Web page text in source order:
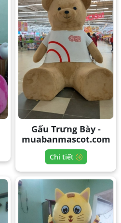
Gấu Trưng Bày -
muabanmascot.com
Chi tiết